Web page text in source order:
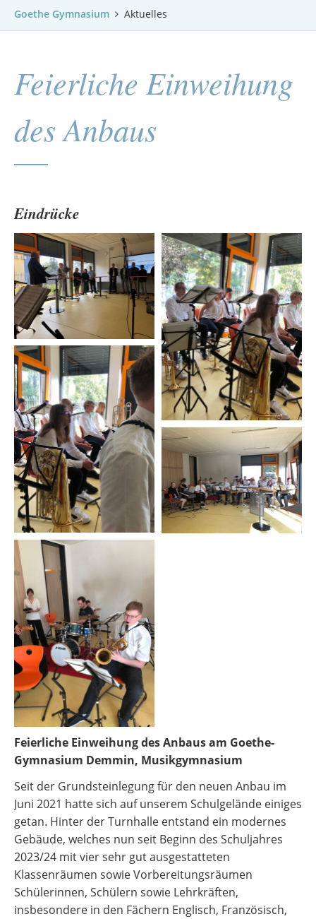
Goethe Gymnasium Aktuelles
Feierliche Einweihung
des Anbaus
Eindrücke
Feierliche Einweihung des Anbaus am Goethe-
Gymnasium Demmin, Musikgymnasium
Seit der Grundsteinlegung für den neuen Anbau im
Juni 2021 hatte sich auf unserem Schulgelände einiges
getan. Hinter der Turnhalle entstand ein modernes
Gebäude, welches nun seit Beginn des Schuljahres
2023/24 mit vier sehr gut ausgestatteten
Klassenräumen sowie Vorbereitungsräumen
Schülerinnen, Schülern sowie Lehrkräften,
insbesondere in den Fächern Englisch, Französisch,